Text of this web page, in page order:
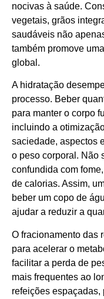
nocivas à saúde.
vegetais, grãos
saudáveis não
também promove
global.
A hidratação
processo. Beber
para manter o corpo
incluindo a
saciedade, aspectos
o peso corporal. Não
confundida com
de calorias. Assim,
beber um copo de
ajudar a reduzir a
O fracionamento das
para acelerar o
facilitar a perda de
mais frequentes ao
refeições espaçadas,